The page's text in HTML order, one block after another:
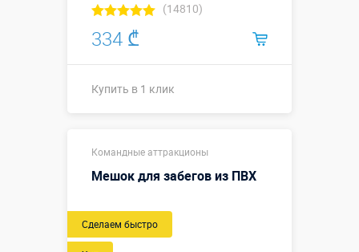
(14810)
334 ₾
Купить в 1 клик
Командные аттракционы
Мешок для забегов из ПВХ
Новый
Сделаем быстро